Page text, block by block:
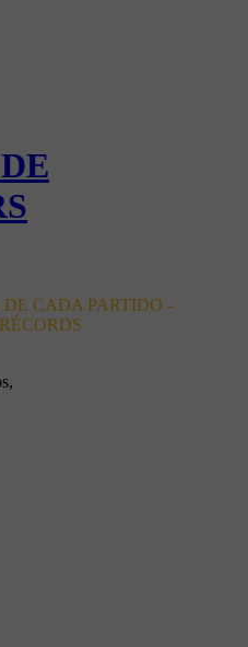
CADA PARTIDO -